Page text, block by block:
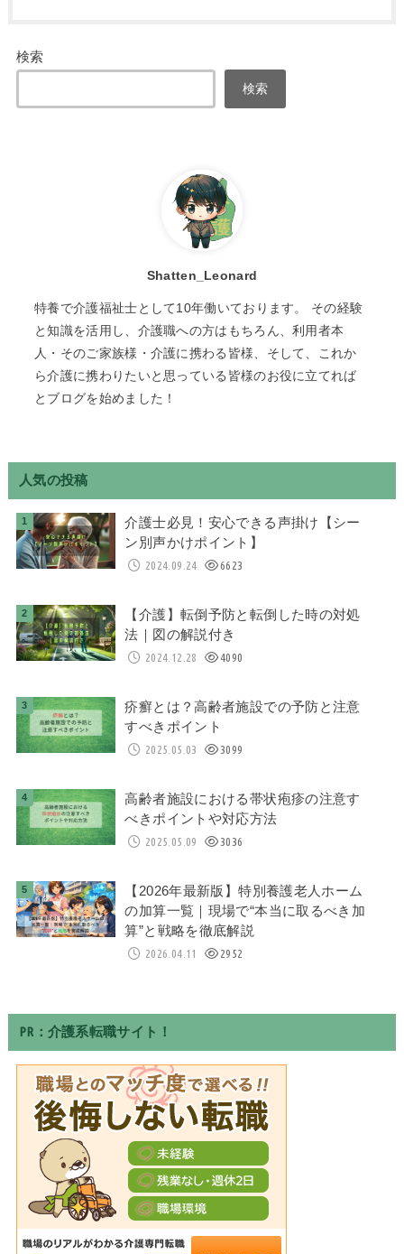
検索
検索
Shatten_Leonard
特養で介護福祉士として10年働いております。 その経験
と知識を活用し、介護職への方はもちろん、利用者本
人・そのご家族様・介護に携わる皆様、そして、これか
ら介護に携わりたいと思っている皆様のお役に立てれば
とブログを始めました！
人気の投稿
介護士必見！安心できる声掛け【シー
ン別声かけポイント】
2024.09.24 6623
【介護】転倒予防と転倒した時の対処
法｜図の解説付き
2024.12.28 4090
疥癬とは？高齢者施設での予防と注意
すべきポイント
2025.05.03 3099
高齢者施設における帯状疱疹の注意す
べきポイントや対応方法
2025.05.09 3036
【2026年最新版】特別養護老人ホーム
の加算一覧｜現場で“本当に取るべき加
算”と戦略を徹底解説
2026.04.11 2952
PR：介護系転職サイト！